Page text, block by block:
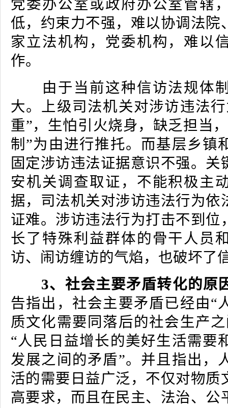
党委办公室或政府办公室管辖
低，约束力不强，难以协调法院
家立法机构，党委机构，难以
作。
由于当前这种信访法规体制
大。上级司法机关对涉访违法
重”，生怕引火烧身，缺乏担当
制”为由进行推托。而基层乡镇
固定涉访违法证据意识不强。关
安机关调查取证，不能积极主
据，司法机关对涉访违法行为依
证难。涉访违法行为打击不到位
长了特殊利益群体的骨干人员
访、闹访缠访的气焰，也破坏了
3、社会主要矛盾转化的原
告指出，社会主要矛盾已经由“
质文化需要同落后的社会生产
“人民日益增长的美好生活需要
发展之间的矛盾”。并且指出，
活的需要日益广泛，不仅对物质
高要求，而且在民主、法治、公